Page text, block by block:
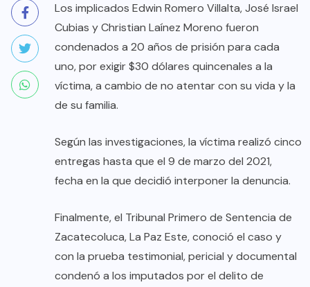
Los implicados Edwin Romero Villalta, José Israel
Cubias y Christian Laínez Moreno fueron
condenados a 20 años de prisión para cada
uno, por exigir $30 dólares quincenales a la
víctima, a cambio de no atentar con su vida y la
de su familia.
Según las investigaciones, la víctima realizó cinco
entregas hasta que el 9 de marzo del 2021,
fecha en la que decidió interponer la denuncia.
Finalmente, el Tribunal Primero de Sentencia de
Zacatecoluca, La Paz Este, conoció el caso y
con la prueba testimonial, pericial y documental
condenó a los imputados por el delito de